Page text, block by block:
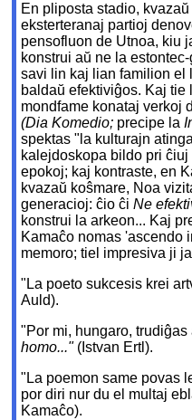
En pliposta stadio,
eksterteranaj partioj
pensofluon de Utnoa, kiu
konstrui aŭ ne la
savi lin kaj lian familion el
baldaŭ efektiviĝos. Kaj
mondfame konataj verkoj
(Dia Komedio; precipe la
spektas "la kulturajn
kalejdoskopa bildo pri
epokoj; kaj kontraste, en
kvazaŭ koŝmare, Noa
generacioj: ĉio ĉiNe
konstrui la arkeon... Kaj
Kamaĉo nomas 'ascendo
memoro; tiel impresiva ji
"La poeto sukcesis krei
Auld).
"Por mi, hungaro,
homo..." (Istvan Ertl).
"La poemon same povas
por diri nur du el multaj
Kamaĉo).